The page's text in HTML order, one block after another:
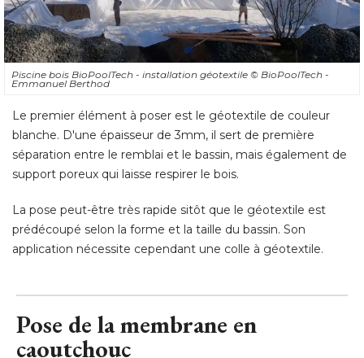
Piscine bois BioPoolTech - installation géotextile © BioPoolTech -
Emmanuel Berthod
Le premier élément à poser est le géotextile de couleur
blanche. D'une épaisseur de 3mm, il sert de première
séparation entre le remblai et le bassin, mais également de
support poreux qui laisse respirer le bois.
La pose peut-être très rapide sitôt que le géotextile est
prédécoupé selon la forme et la taille du bassin. Son
application nécessite cependant une colle à géotextile.
Pose de la membrane en
caoutchouc